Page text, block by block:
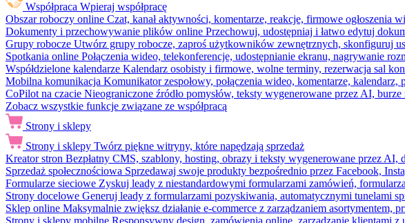
Współpraca Wpieraj współpracę
Obszar roboczy online Czat, kanał aktywności, komentarze, reakcje, firmowe ogłoszenia
Dokumenty i przechowywanie plików online Przechowuj, udostępniaj i łatwo edytuj
Grupy robocze Utwórz grupy robocze, zaproś użytkowników zewnętrznych, skonfiguruj
Spotkania online Połączenia wideo, telekonferencje, udostępnianie ekranu, nagrywanie
Współdzielone kalendarze Kalendarz osobisty i firmowe, wolne terminy, rezerwacja sal
Mobilna komunikacja Komunikator zespołowy, połączenia wideo, komentarze,
CoPilot na czacie Nieograniczone źródło pomysłów, teksty wygenerowane przez AI,
Zobacz wszystkie funkcje związane ze współpracą
Strony i sklepy
Strony i sklepy Twórz piękne witryny, które napędzają sprzedaż
Kreator stron Bezpłatny CMS, szablony, hosting, obrazy i teksty wygenerowane przez
Sprzedaż społecznościowa Sprzedawaj swoje produkty bezpośrednio przez Facebook,
Formularze sieciowe Zyskuj leady z niestandardowymi formularzami zamówień,
Strony docelowe Generuj leady z formularzami pozyskiwania, automatycznymi tunelami
Sklep online Maksymalnie zwiększ działanie e-commerce z zarządzaniem asortymentem,
Strony i sklepy mobilne Responsywny design, zamówienia online, zarządzanie klientami z